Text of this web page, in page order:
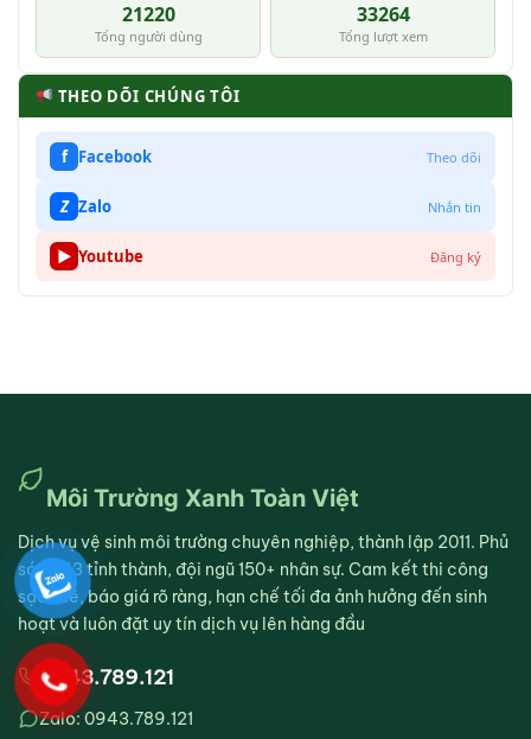
21220
Tổng người dùng
33264
Tổng lượt xem
THEO DÕI CHÚNG TÔI
f Facebook Theo dõi
Z Zalo Nhắn tin
▶ Youtube Đăng ký
Môi Trường Xanh Toàn Việt
Dịch vụ vệ sinh môi trường chuyên nghiệp, thành lập 2011. Phủ
sóng 63 tỉnh thành, đội ngũ 150+ nhân sự. Cam kết thi công
sạch sẽ, báo giá rõ ràng, hạn chế tối đa ảnh hưởng đến sinh
hoạt và luôn đặt uy tín dịch vụ lên hàng đầu
0943.789.121
Zalo: 0943.789.121